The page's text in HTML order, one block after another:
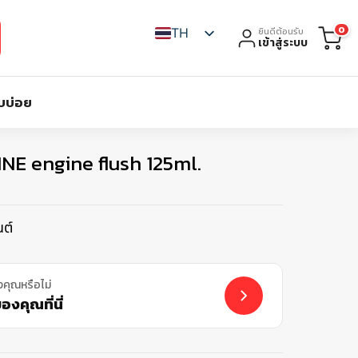
TH ยินดีต้อนรับ
เข้าสู่ระบบ
0
บ่อย
engine flush 125ml.
ต์
คุณหรือไม่
องคุณที่นี่